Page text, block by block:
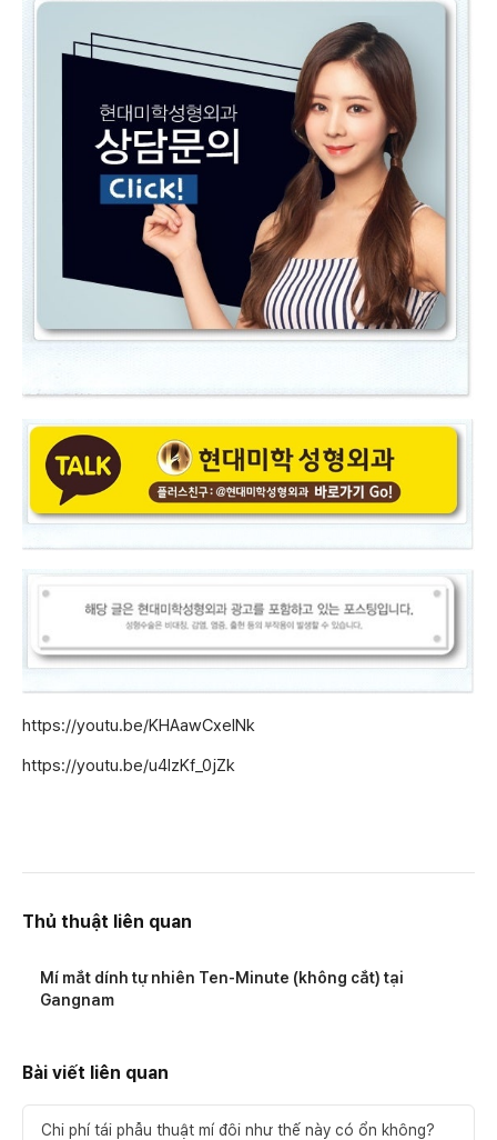
https://youtu.be/KHAawCxelNk
https://youtu.be/u4IzKf_0jZk
Thủ thuật liên quan
Mí mắt dính tự nhiên Ten-Minute (không cắt) tại
Gangnam
Bài viết liên quan
Chi phí tái phẫu thuật mí đôi như thế này có ổn không?